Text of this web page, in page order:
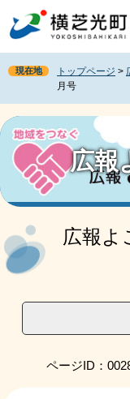
ジ
先
す
ュ
を
し
へ
現在地 トップページ >
月号
広報
広報よ
ページID：